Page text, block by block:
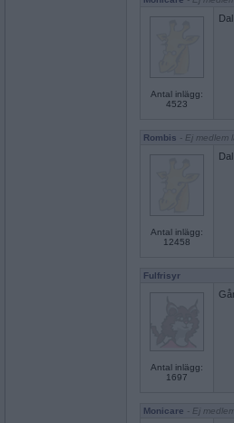
Antal inlägg:
4523
Rombis - Ej medlem
Antal inlägg:
12458
Fulfrisyr
Antal inlägg:
1697
Monicare - Ej